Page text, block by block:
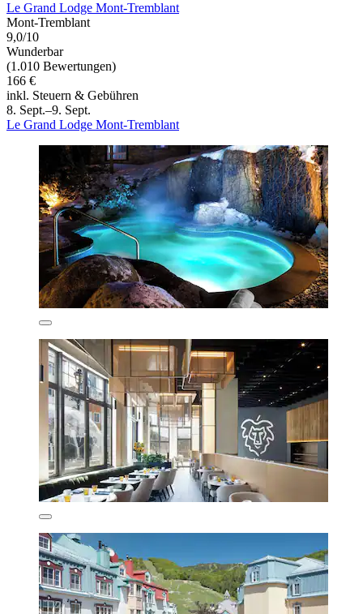
Le Grand Lodge Mont-Tremblant
Mont-Tremblant
9,0/10
Wunderbar
(1.010 Bewertungen)
166 €
inkl. Steuern & Gebühren
8. Sept.–9. Sept.
Le Grand Lodge Mont-Tremblant